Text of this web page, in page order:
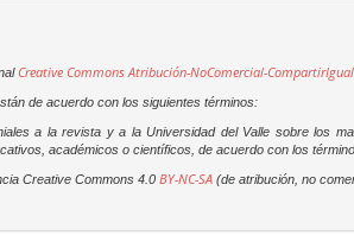
Creative Commons Atribución-NoComercial-
de acuerdo con los siguientes términos:
a la revista y a la Universidad del Valle sobre los
académicos o científicos, de acuerdo con los
Creative Commons 4.0BY-NC-SA(de atribución, no